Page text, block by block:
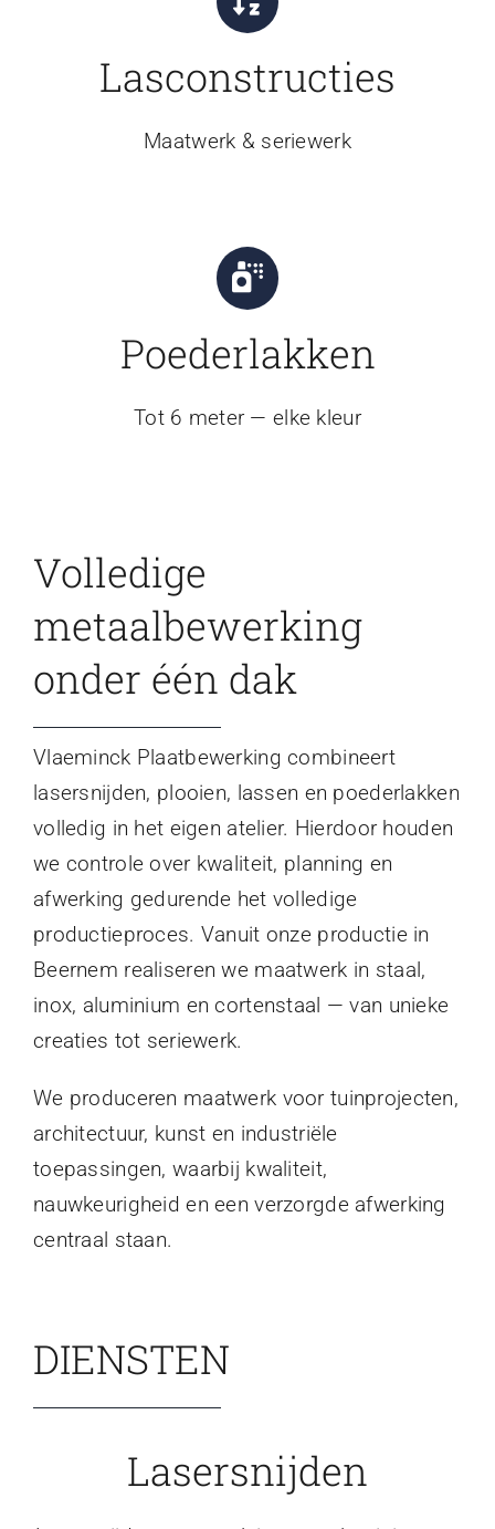
Lasconstructies
Maatwerk & seriewerk
Poederlakken
Tot 6 meter — elke kleur
Volledige
metaalbewerking
onder één dak
Vlaeminck Plaatbewerking combineert
lasersnijden, plooien, lassen en poederlakken
volledig in het eigen atelier. Hierdoor houden
we controle over kwaliteit, planning en
afwerking gedurende het volledige
productieproces. Vanuit onze productie in
Beernem realiseren we maatwerk in staal,
inox, aluminium en cortenstaal — van unieke
creaties tot seriewerk.
We produceren maatwerk voor tuinprojecten,
architectuur, kunst en industriële
toepassingen, waarbij kwaliteit,
nauwkeurigheid en een verzorgde afwerking
centraal staan.
DIENSTEN
Lasersnijden